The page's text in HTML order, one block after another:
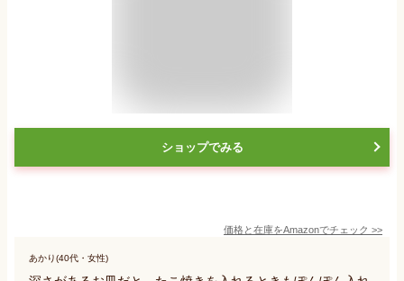
ショップでみる
価格と在庫をAmazonでチェック >>
あかり(40代・女性)